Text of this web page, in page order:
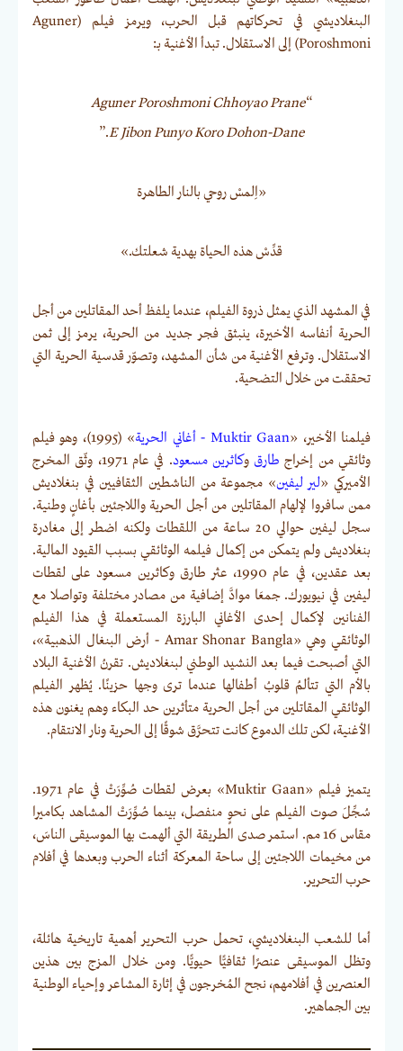
البنغلاديشي في تحركاتهم قبل الحرب، ويرمز فيلم (Aguner
Poroshmoni) إلى الاستقلال. تبدأ الأغنية بـ:
“
Aguner Poroshmoni Chhoyao Prane
E Jibon Punyo Koro Dohon-Dane
.”
«اِلمسْ روحي بالنار الطاهرة
قدِّسْ هذه الحياة بهدية شعلتك.»
في المشهد الذي يمثل ذروة الفيلم، عندما يلفظ أحد المقاتلين من أجل
الحرية أنفاسه الأخيرة، ينبثق فجر جديد من الحرية، يرمز إلى ثمن
الاستقلال. وترفع الأغنية من شأن المشهد، وتصوّر قدسية الحرية التي
تحققت من خلال التضحية.
فيلمنا الأخير، «Muktir Gaan - أغاني الحرية
» (1995)، وهو فيلم
وثائقي من إخراج طارقوكاثرين مسعود
. في عام 1971، وثّق المخرج
الأميركي «لير ليفين» مجموعة من الناشطين الثقافيين في بنغلاديش
ممن سافروا لإلهام المقاتلين من أجل الحرية واللاجئين بأغانٍ وطنية.
سجل ليفين حوالي 20 ساعة من اللقطات ولكنه اضطر إلى مغادرة
بنغلاديش ولم يتمكن من إكمال فيلمه الوثائقي بسبب القيود المالية.
بعد عقدين، في عام 1990، عثر طارق وكاثرين مسعود على لقطات
ليفين في نيويورك. جمعَا موادَّ إضافية من مصادر مختلفة وتواصلا مع
الفنانين لإكمال إحدى الأغاني البارزة المستعملة في هذا الفيلم
الوثائقي وهي «Amar Shonar Bangla - أرض البنغال الذهبية»،
التي أصبحت فيما بعد النشيد الوطني لبنغلاديش. تقرنُ الأغنية البلاد
بالأم التي تتألمُ قلوبُ أطفالها عندما ترى وجها حزينًا. يُظهر الفيلم
الوثائقي المقاتلين من أجل الحرية متأثرين حد البكاء وهم يغنون هذه
الأغنية، لكن تلك الدموع كانت تتحرَّق شوقًا إلى الحرية ونار الانتقام.
يتميز فيلم «Muktir Gaan» بعرض لقطات صُوِّرَتْ في عام 1971.
سُجِّلَ صوت الفيلم على نحوٍ منفصل، بينما صُوِّرَتْ المشاهد بكاميرا
مقاس 16 مم. استمر صدى الطريقة التي ألهمت بها الموسيقى الناسَ،
من مخيمات اللاجئين إلى ساحة المعركة أثناء الحرب وبعدها في أفلام
حرب التحرير.
أما للشعب البنغلاديشي، تحمل حرب التحرير أهمية تاريخية هائلة،
وتظل الموسيقى عنصرًا ثقافيًّا حيويًّا. ومن خلال المزج بين هذين
العنصرين في أفلامهم، نجح المُخرجون في إثارة المشاعر وإحياء الوطنية
بين الجماهير.